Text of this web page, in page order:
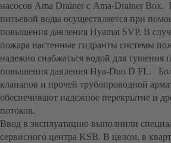
насосов Ama Drainer с Ama-Drainer
питьевой воды осуществляется при
повышения давления Hyamat SVP. В
пожара настенные гидранты системы
надежно снабжаться водой для тушения
повышения давления Hya-Duo D FL.
клапанов и прочей трубопроводной
обеспечивают надежное перекрытие и
потоков.
Ввод в эксплуатацию выполнили
сервисного центра KSB. В целом, в